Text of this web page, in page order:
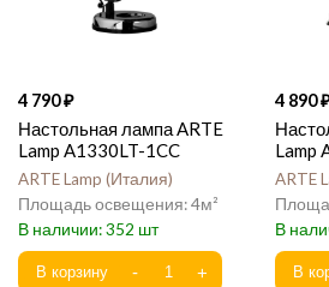
4 790
Настольная лампа ARTE
Lamp A1330LT-1CC
ARTE Lamp Италия
4
352
4 890
Lamp
ARTE